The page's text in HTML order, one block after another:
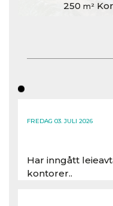
250 m²
FREDAG 03. JULI 2026
Har inngått
kontorer..